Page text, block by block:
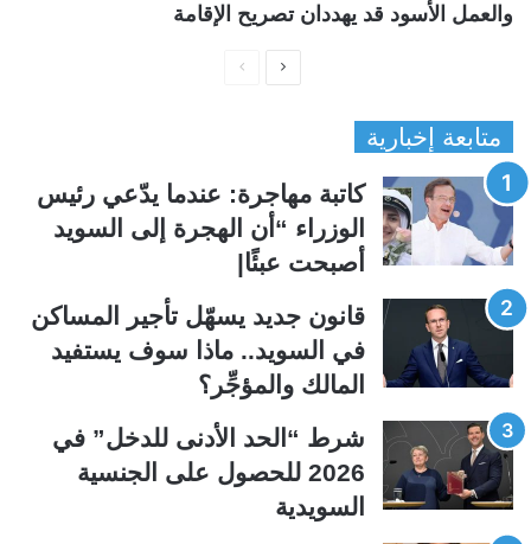
والعمل الأسود قد يهددان تصريح الإقامة
ح
ة
س
ا
ق
ة
ح
ة
ا
ت
ا
ل
ي
متابعة إخبارية
كاتبة مهاجرة: عندما يدّعي رئيس
الوزراء “أن الهجرة إلى السويد
أصبحت عبئًا|
قانون جديد يسهّل تأجير المساكن
في السويد.. ماذا سوف يستفيد
المالك والمؤجِّر؟
شرط “الحد الأدنى للدخل” في
2026 للحصول على الجنسية
السويدية